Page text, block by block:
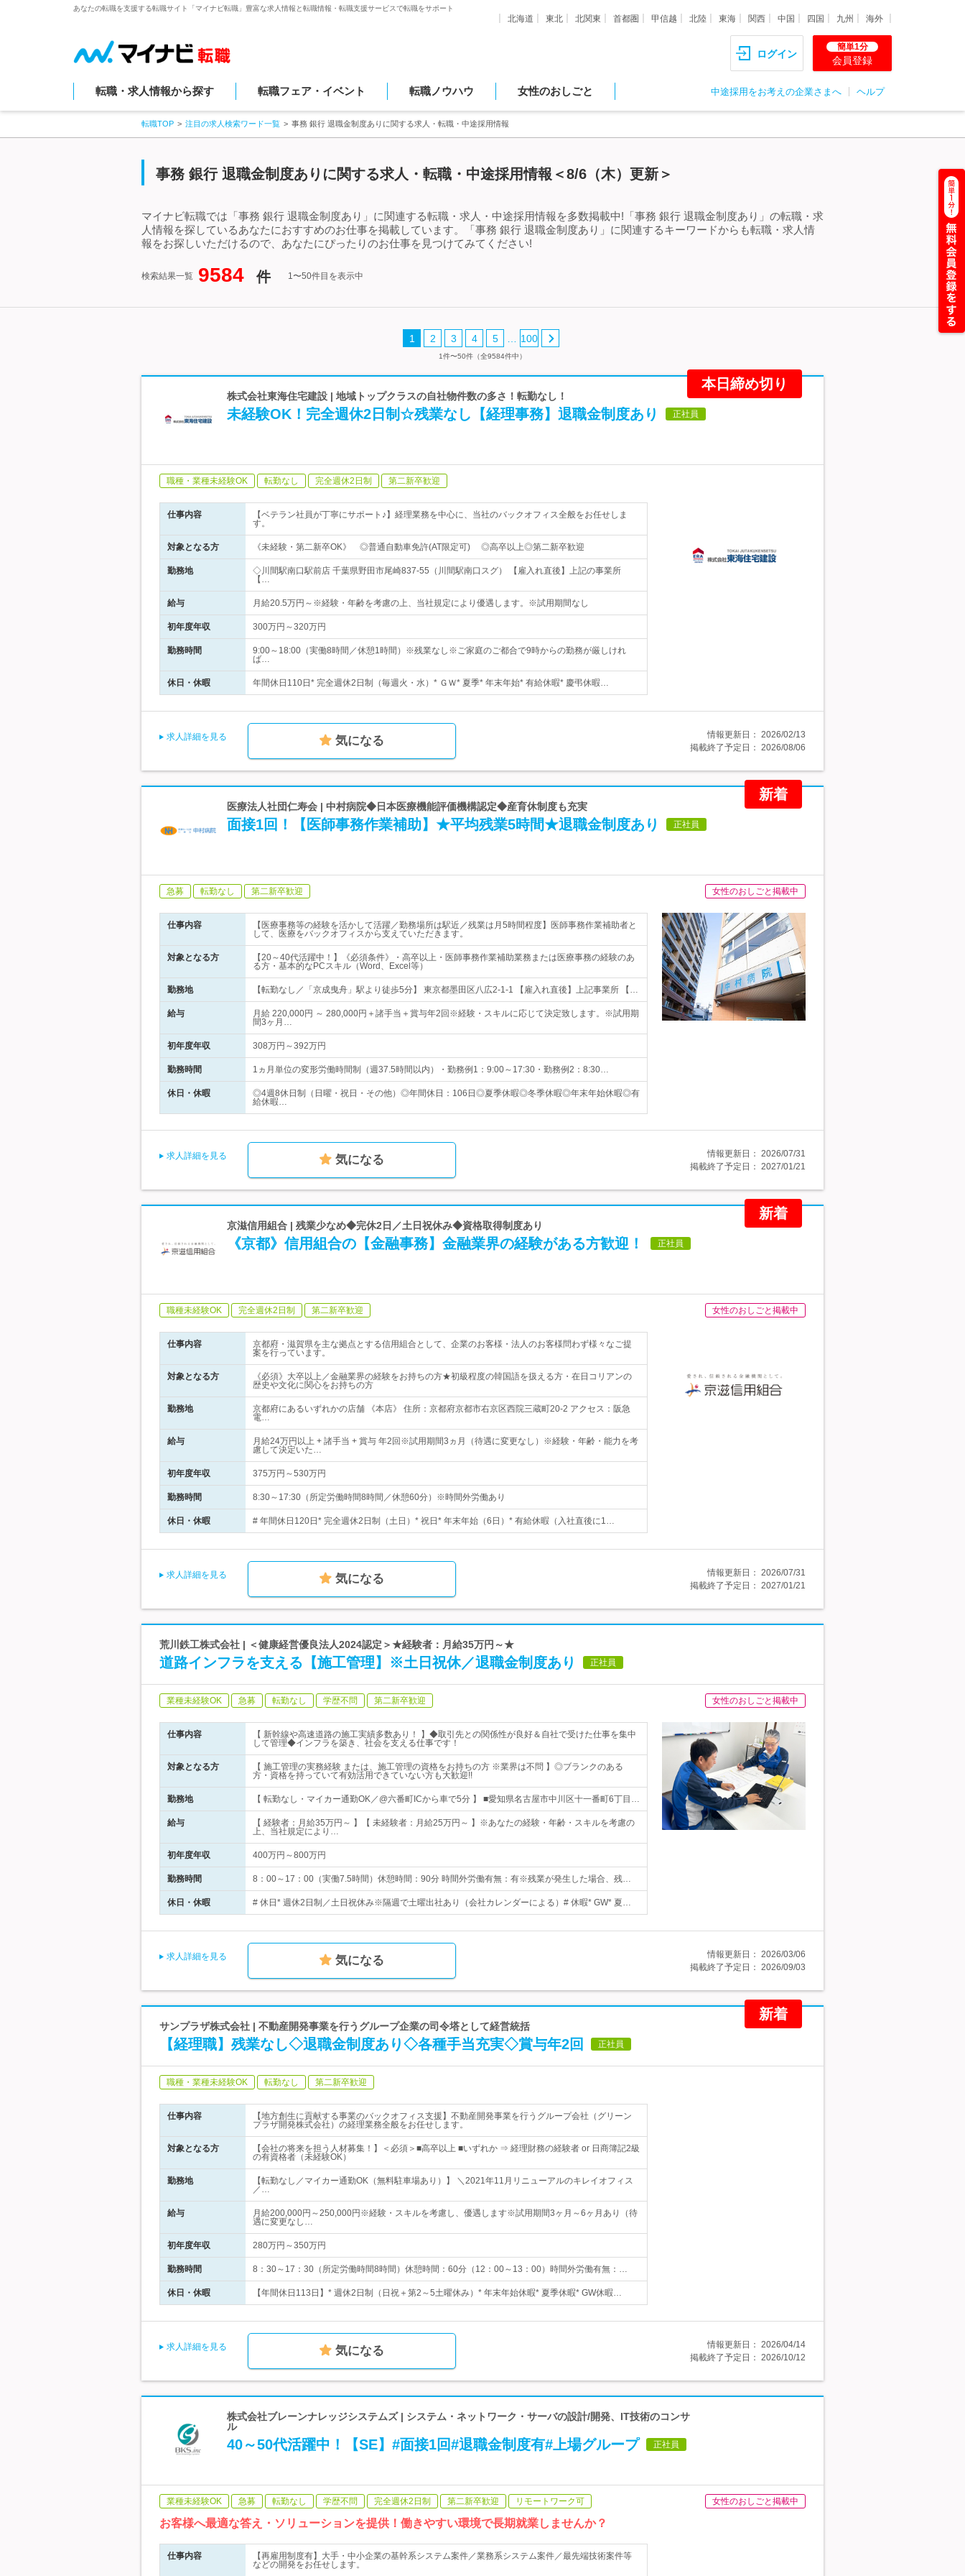
あなたの転職を支援する転職サイト「マイナビ転職」豊富な求人情報と転職情報・転職支援サービスで転職をサポート
北海道 東北 北関東 首都圏 甲信越 北陸 東海 関西 中国 四国 九州 海外
ログイン
簡単1分
会員登録
転職・求人情報から探す 転職フェア・イベント 転職ノウハウ 女性のおしごと 中途採用をお考えの企業さまへ ヘルプ
転職TOP 注目の求人検索ワード一覧 事務 銀行 退職金制度ありに関する求人・転職・中途採用情報
事務 銀行 退職金制度ありに関する求人・転職・中途採用情報＜8/6（木）更新＞
マイナビ転職では「事務 銀行 退職金制度あり」に関連する転職・求人・中途採用情報を多数掲載中!「事務 銀行 退職金制度あり」の転職・求
人情報を探しているあなたにおすすめのお仕事を掲載しています。「事務 銀行 退職金制度あり」に関連するキーワードからも転職・求人情
報をお探しいただけるので、あなたにぴったりのお仕事を見つけてみてください!
検索結果一覧 9584 件 1〜50件目を表示中
1 2 3 4 5 100
1件〜50件（全9584件中）
本日締め切り
株式会社東海住宅建設 | 地域トップクラスの自社物件数の多さ！転勤なし！
未経験OK！完全週休2日制☆残業なし【経理事務】退職金制度あり 正社員
職種・業種未経験OK 転勤なし 完全週休2日制 第二新卒歓迎
仕事内容
【ベテラン社員が丁寧にサポート♪】経理業務を中心に、当社のバックオフィス全般をお任せしま
す。
対象となる方 《未経験・第二新卒OK》 ◎普通自動車免許(AT限定可) ◎高卒以上◎第二新卒歓迎
勤務地
◇川間駅南口駅前店 千葉県野田市尾崎837-55（川間駅南口スグ） 【雇入れ直後】上記の事業所
【…
給与 月給20.5万円～※経験・年齢を考慮の上、当社規定により優遇します。※試用期間なし
初年度年収 300万円～320万円
勤務時間
9:00～18:00（実働8時間／休憩1時間）※残業なし※ご家庭のご都合で9時からの勤務が厳しけれ
ば…
休日・休暇 年間休日110日* 完全週休2日制（毎週火・水）* ＧＷ* 夏季* 年末年始* 有給休暇* 慶弔休暇…
求人詳細を見る 気になる 情報更新日： 2026/02/13
掲載終了予定日： 2026/08/06
新着
医療法人社団仁寿会 | 中村病院◆日本医療機能評価機構認定◆産育休制度も充実
面接1回！【医師事務作業補助】★平均残業5時間★退職金制度あり 正社員
急募 転勤なし 第二新卒歓迎 女性のおしごと掲載中
仕事内容
【医療事務等の経験を活かして活躍／勤務場所は駅近／残業は月5時間程度】医師事務作業補助者と
して、医療をバックオフィスから支えていただきます。
対象となる方
【20～40代活躍中！】《必須条件》・高卒以上・医師事務作業補助業務または医療事務の経験のあ
る方・基本的なPCスキル（Word、Excel等）
勤務地 【転勤なし／「京成曳舟」駅より徒歩5分】 東京都墨田区八広2-1-1 【雇入れ直後】上記事業所 【…
給与
月給 220,000円 ～ 280,000円＋諸手当＋賞与年2回※経験・スキルに応じて決定致します。※試用期
間3ヶ月…
初年度年収 308万円～392万円
勤務時間 1ヵ月単位の変形労働時間制（週37.5時間以内）・勤務例1：9:00～17:30・勤務例2：8:30…
休日・休暇
◎4週8休日制（日曜・祝日・その他）◎年間休日：106日◎夏季休暇◎冬季休暇◎年末年始休暇◎有
給休暇…
求人詳細を見る 気になる 情報更新日： 2026/07/31
掲載終了予定日： 2027/01/21
新着
京滋信用組合 | 残業少なめ◆完休2日／土日祝休み◆資格取得制度あり
《京都》信用組合の【金融事務】金融業界の経験がある方歓迎！ 正社員
職種未経験OK 完全週休2日制 第二新卒歓迎 女性のおしごと掲載中
仕事内容
京都府・滋賀県を主な拠点とする信用組合として、企業のお客様・法人のお客様問わず様々なご提
案を行っています。
対象となる方
《必須》大卒以上／金融業界の経験をお持ちの方★初級程度の韓国語を扱える方・在日コリアンの
歴史や文化に関心をお持ちの方
勤務地
京都府にあるいずれかの店舗 《本店》 住所：京都府京都市右京区西院三蔵町20-2 アクセス：阪急
電…
給与
月給24万円以上 + 諸手当 + 賞与 年2回※試用期間3ヵ月（待遇に変更なし）※経験・年齢・能力を考
慮して決定いた…
初年度年収 375万円～530万円
勤務時間 8:30～17:30（所定労働時間8時間／休憩60分）※時間外労働あり
休日・休暇 # 年間休日120日* 完全週休2日制（土日）* 祝日* 年末年始（6日）* 有給休暇（入社直後に1…
求人詳細を見る 気になる 情報更新日： 2026/07/31
掲載終了予定日： 2027/01/21
荒川鉄工株式会社 | ＜健康経営優良法人2024認定＞★経験者：月給35万円～★
道路インフラを支える【施工管理】※土日祝休／退職金制度あり 正社員
業種未経験OK 急募 転勤なし 学歴不問 第二新卒歓迎 女性のおしごと掲載中
仕事内容
【 新幹線や高速道路の施工実績多数あり！ 】◆取引先との関係性が良好＆自社で受けた仕事を集中
して管理◆インフラを築き、社会を支える仕事です！
対象となる方
【 施工管理の実務経験 または、施工管理の資格をお持ちの方 ※業界は不問 】◎ブランクのある
方・資格を持っていて有効活用できていない方も大歓迎!!
勤務地 【 転勤なし・マイカー通勤OK／@六番町ICから車で5分 】 ■愛知県名古屋市中川区十一番町6丁目…
給与
【 経験者：月給35万円～ 】【 未経験者：月給25万円～ 】※あなたの経験・年齢・スキルを考慮の
上、当社規定により…
初年度年収 400万円～800万円
勤務時間 8：00～17：00（実働7.5時間）休憩時間：90分 時間外労働有無：有※残業が発生した場合、残…
休日・休暇 # 休日* 週休2日制／土日祝休み※隔週で土曜出社あり（会社カレンダーによる）# 休暇* GW* 夏…
求人詳細を見る 気になる 情報更新日： 2026/03/06
掲載終了予定日： 2026/09/03
新着
サンプラザ株式会社 | 不動産開発事業を行うグループ企業の司令塔として経営統括
【経理職】残業なし◇退職金制度あり◇各種手当充実◇賞与年2回 正社員
職種・業種未経験OK 転勤なし 第二新卒歓迎
仕事内容
【地方創生に貢献する事業のバックオフィス支援】不動産開発事業を行うグループ会社（グリーン
プラザ開発株式会社）の経理業務全般をお任せします。
対象となる方
【会社の将来を担う人材募集！】＜必須＞■高卒以上 ■いずれか ⇒ 経理財務の経験者 or 日商簿記2級
の有資格者（未経験OK）
勤務地
【転勤なし／マイカー通勤OK（無料駐車場あり）】 ＼2021年11月リニューアルのキレイオフィス
／…
給与
月給200,000円～250,000円※経験・スキルを考慮し、優遇します※試用期間3ヶ月～6ヶ月あり（待
遇に変更なし…
初年度年収 280万円～350万円
勤務時間 8：30～17：30（所定労働時間8時間）休憩時間：60分（12：00～13：00）時間外労働有無：…
休日・休暇 【年間休日113日】* 週休2日制（日祝＋第2～5土曜休み）* 年末年始休暇* 夏季休暇* GW休暇…
求人詳細を見る 気になる 情報更新日： 2026/04/14
掲載終了予定日： 2026/10/12
株式会社ブレーンナレッジシステムズ | システム・ネットワーク・サーバの設計/開発、IT技術のコンサ
ル
40～50代活躍中！【SE】#面接1回#退職金制度有#上場グループ 正社員
業種未経験OK 急募 転勤なし 学歴不問 完全週休2日制 第二新卒歓迎 リモートワーク可 女性のおしごと掲載中
お客様へ最適な答え・ソリューションを提供！働きやすい環境で長期就業しませんか？
仕事内容
【再雇用制度有】大手・中小企業の基幹系システム案件／業務系システム案件／最先端技術案件等
などの開発をお任せします。